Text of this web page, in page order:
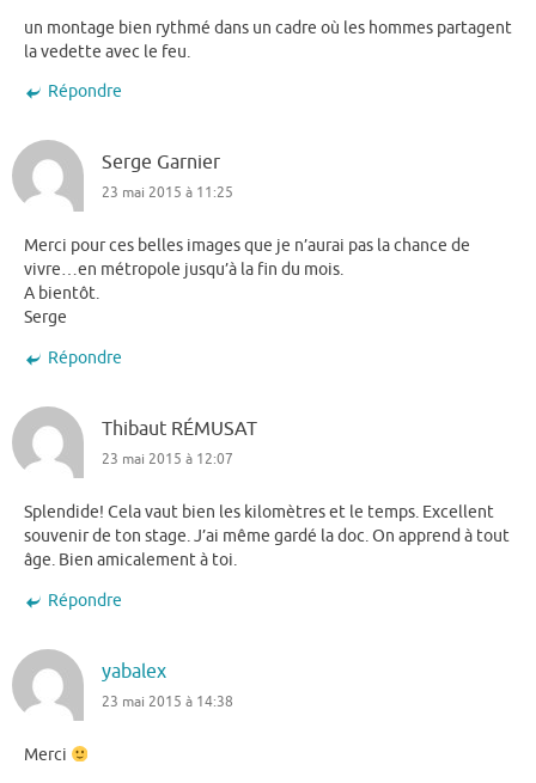
un montage bien rythmé dans un cadre où les hommes partagent
la vedette avec le feu.
Répondre
Serge Garnier
23 mai 2015 à 11:25
Merci pour ces belles images que je n’aurai pas la chance de
vivre…en métropole jusqu’à la fin du mois.
A bientôt.
Serge
Répondre
Thibaut RÉMUSAT
23 mai 2015 à 12:07
Splendide! Cela vaut bien les kilomètres et le temps. Excellent
souvenir de ton stage. J’ai même gardé la doc. On apprend à tout
âge. Bien amicalement à toi.
Répondre
yabalex
23 mai 2015 à 14:38
Merci